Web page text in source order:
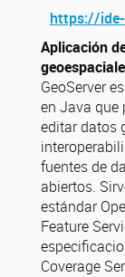
https://
Aplicación
GeoServer
en Java que
editar datos
fuentes de
abiertos.
estándar
Feature
Coverage